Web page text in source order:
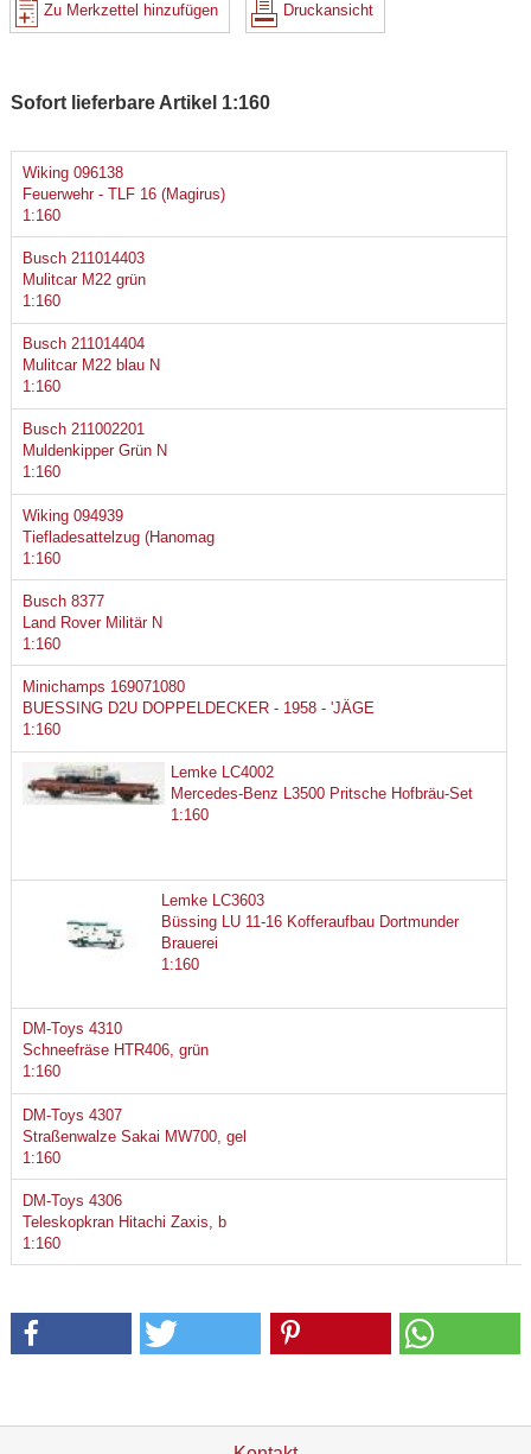
Zu Merkzettel hinzufügen Druckansicht
Sofort lieferbare Artikel 1:160
Wiking 096138
Feuerwehr - TLF 16 (Magirus)
1:160
Busch 211014403
Mulitcar M22 grün
1:160
Busch 211014404
Mulitcar M22 blau N
1:160
Busch 211002201
Muldenkipper Grün N
1:160
Wiking 094939
Tiefladesattelzug (Hanomag
1:160
Busch 8377
Land Rover Militär N
1:160
Minichamps 169071080
BUESSING D2U DOPPELDECKER - 1958 - 'JÄGE
1:160
Lemke LC4002
Mercedes-Benz L3500 Pritsche Hofbräu-Set
1:160
Lemke LC3603
Büssing LU 11-16 Kofferaufbau Dortmunder
Brauerei
1:160
DM-Toys 4310
Schneefräse HTR406, grün
1:160
DM-Toys 4307
Straßenwalze Sakai MW700, gel
1:160
DM-Toys 4306
Teleskopkran Hitachi Zaxis, b
1:160